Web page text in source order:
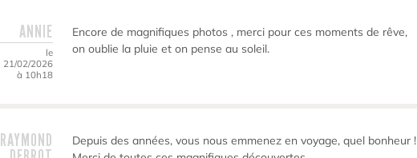
ANNIE
le
21/02/2026
à 10h18
Encore de magnifiques photos , merci pour ces moments de rêve,
on oublie la pluie et on pense au soleil.
RAYMOND
Depuis des années, vous nous emmenez en voyage, quel bonheur !